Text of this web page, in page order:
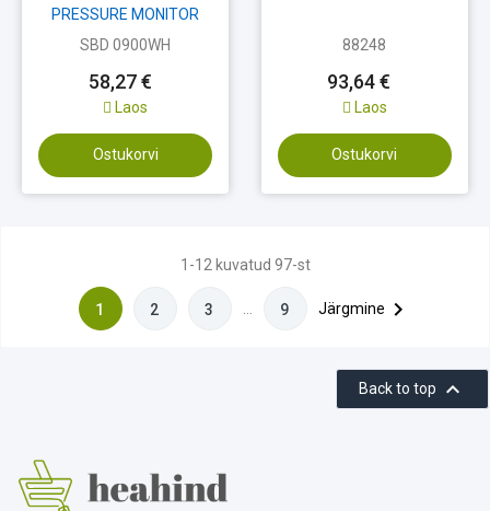
PRESSURE MONITOR
SBD 0900WH
58,27 €
Laos
Ostukorvi
88248
93,64 €
Laos
Ostukorvi
1-12 kuvatud 97-st
1 2 3 9 Järgmine 
Back to top 